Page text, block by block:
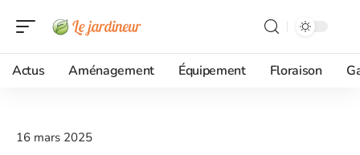
Actus Aménagement Équipement Floraison
16 mars 2025